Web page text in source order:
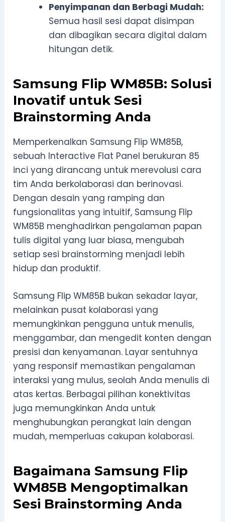
Penyimpanan dan Berbagi Mudah:
Semua hasil sesi dapat disimpan
dan dibagikan secara digital dalam
hitungan detik.
Samsung Flip WM85B: Solusi
Inovatif untuk Sesi
Brainstorming Anda
Memperkenalkan Samsung Flip WM85B,
sebuah Interactive Flat Panel berukuran 85
inci yang dirancang untuk merevolusi cara
tim Anda berkolaborasi dan berinovasi.
Dengan desain yang ramping dan
fungsionalitas yang intuitif, Samsung Flip
WM85B menghadirkan pengalaman papan
tulis digital yang luar biasa, mengubah
setiap sesi brainstorming menjadi lebih
hidup dan produktif.
Samsung Flip WM85B bukan sekadar layar,
melainkan pusat kolaborasi yang
memungkinkan pengguna untuk menulis,
menggambar, dan mengedit konten dengan
presisi dan kenyamanan. Layar sentuhnya
yang responsif memastikan pengalaman
interaksi yang mulus, seolah Anda menulis di
atas kertas. Berbagai pilihan konektivitas
juga memungkinkan Anda untuk
menghubungkan perangkat lain dengan
mudah, memperluas cakupan kolaborasi.
Bagaimana Samsung Flip
WM85B Mengoptimalkan
Sesi Brainstorming Anda